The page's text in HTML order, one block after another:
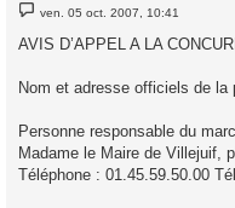
e
s
s
e
ven. 05 oct. 2007, 10:41
AVIS D’APPEL A LA
Nom et adresse officiels de la
Personne responsable du
Madame le Maire de Villejuif,
Téléphone : 01.45.59.50.00